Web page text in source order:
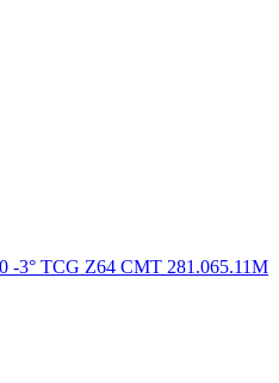
3° TCG Z64 CMT 281.065.11M